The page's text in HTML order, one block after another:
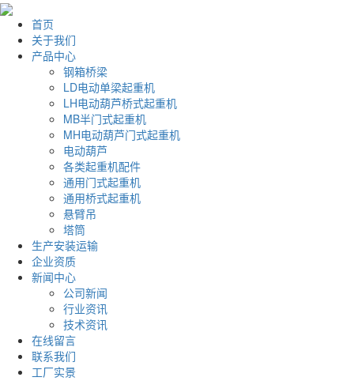
首页
关于我们
产品中心
钢箱桥梁
LD电动单梁起重机
LH电动葫芦桥式起重机
MB半门式起重机
MH电动葫芦门式起重机
电动葫芦
各类起重机配件
通用门式起重机
通用桥式起重机
悬臂吊
塔筒
生产安装运输
企业资质
新闻中心
公司新闻
行业资讯
技术资讯
在线留言
联系我们
工厂实景